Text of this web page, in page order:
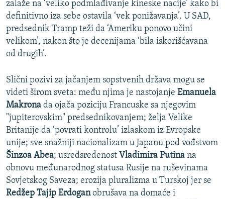
zalaže na ‘veliko podmlađivanje kineske nacije’ kako bi
definitivno iza sebe ostavila ‘vek ponižavanja’. U SAD,
predsednik Tramp teži da ‘Ameriku ponovo učini
velikom’, nakon što je decenijama ‘bila iskorišćavana
od drugih’.
Slični pozivi za jačanjem sopstvenih država mogu se
videti širom sveta: među njima je nastojanje Emanuela
Makrona da ojača poziciju Francuske sa njegovim
"jupiterovskim" predsednikovanjem; želja Velike
Britanije da ‘povrati kontrolu’ izlaskom iz Evropske
unije; sve snažniji nacionalizam u Japanu pod vođstvom
Šinzoa Abea; usredsređenost Vladimira Putina na
obnovu međunarodnog statusa Rusije na ruševinama
Sovjetskog Saveza; erozija pluralizma u Turskoj jer se
Redžep Tajip Erdoganobrušava na domaće i